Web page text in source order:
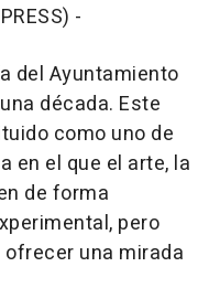
-
del Ayuntamiento
década. Este
como uno de
en el que el arte, la
de forma
pero
una mirada